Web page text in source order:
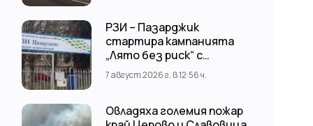
РЗИ – Пазарджик
стартира кампанията
„Лято без риск“ с
безплатни и анонимни
изследвания за ХИВ
7 август 2026 г. в 12:56 ч.
Овладяха големия пожар